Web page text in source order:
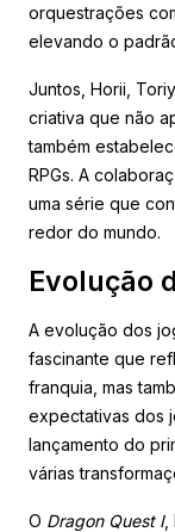
orquestrações
elevando o
Juntos, Horii,
criativa que não
também
RPGs. A
uma série que
redor do mundo.
Evolução
A evolução dos
fascinante que
franquia, mas
expectativas dos
lançamento do
várias
O Dragon Quest I,